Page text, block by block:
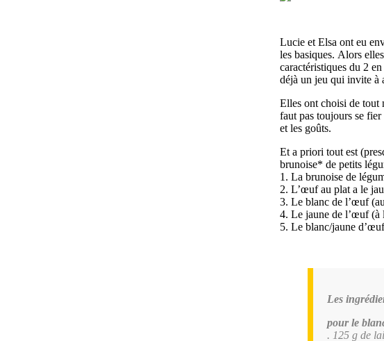
Lucie et Elsa ont eu
les basiques. Alors
caractéristiques du 2
déjà un jeu qui invite à
Elles ont choisi de tout
faut pas toujours se
et les goûts.
Et a priori tout est
brunoise* de petits
1. La brunoise de
2. L’œuf au plat a le
3. Le blanc de l’œuf
4. Le jaune de l’œuf (à
5. Le blanc/jaune
Les
pour le
. 125 g de